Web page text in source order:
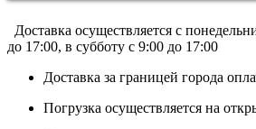
Доставка осуществляется c
до 17:00, в субботу с 9:00 до 17:00
Доставка за границей города
Погрузка осуществляется на